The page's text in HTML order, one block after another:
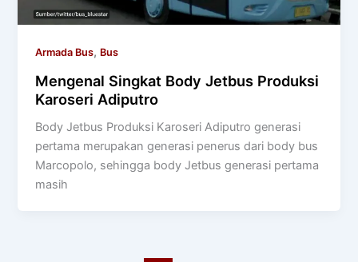
Armada Bus, Bus
Mengenal Singkat Body Jetbus Produksi
Karoseri Adiputro
Body Jetbus Produksi Karoseri Adiputro generasi
pertama merupakan generasi penerus dari body bus
Marcopolo, sehingga body Jetbus generasi pertama
masih